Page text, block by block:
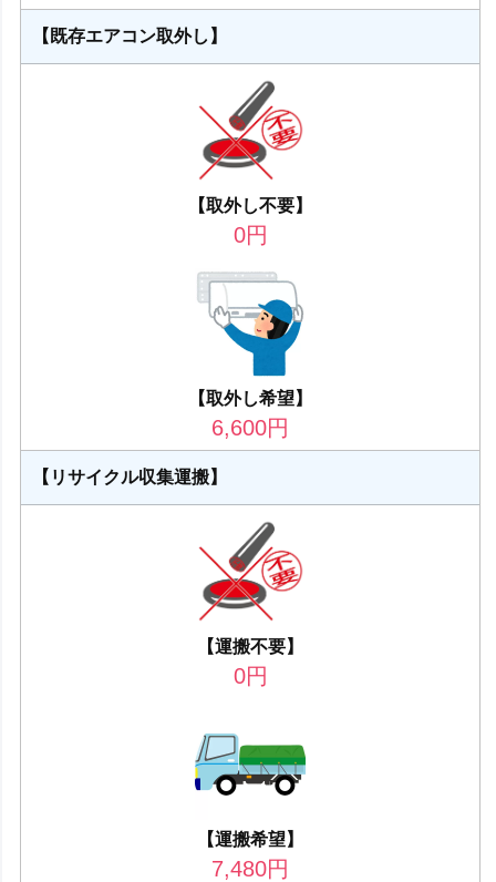
【既存エアコン取外し】
【取外し不要】
0円
【取外し希望】
6,600円
【リサイクル収集運搬】
【運搬不要】
0円
【運搬希望】
7,480円